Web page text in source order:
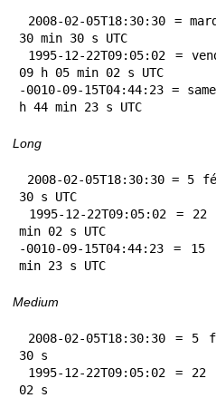
30 min 30 s UTC
09 h 05 min 02 s UTC
-0010-09-15T04:44:23 =
h 44 min 23 s UTC
Long
30 s UTC
min 02 s UTC
-0010-09-15T04:44:23 =
min 23 s UTC
Medium
30 s
02 s